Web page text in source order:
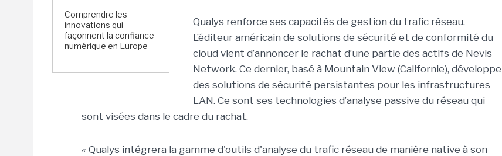
Comprendre les
innovations qui
façonnent la confiance
numérique en Europe
Qualys renforce ses capacités de gestion du trafic réseau.
L’éditeur américain de solutions de sécurité et de conformité du
cloud vient d’annoncer le rachat d’une partie des actifs de Nevis
Network. Ce dernier, basé à Mountain View (Californie), développe
des solutions de sécurité persistantes pour les infrastructures
LAN. Ce sont ses technologies d’analyse passive du réseau qui
sont visées dans le cadre du rachat.
« Qualys intégrera la gamme d'outils d'analyse du trafic réseau de manière native à son